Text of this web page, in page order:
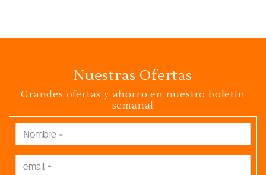
Nuestras Ofertas
Grandes ofertas y ahorro en nuestro boletín
semanal